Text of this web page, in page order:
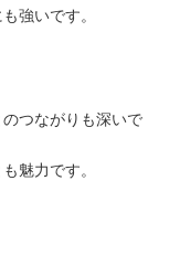
強いです。
つながりも深いで
魅力です。